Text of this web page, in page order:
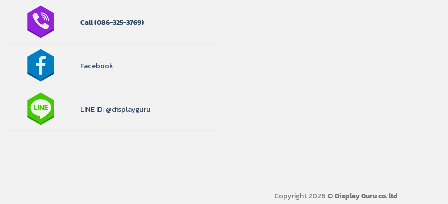
Call(086-325-3769)
Facebook
LINE ID: @displayguru
Copyright 2026 ©Display Guru co. ltd